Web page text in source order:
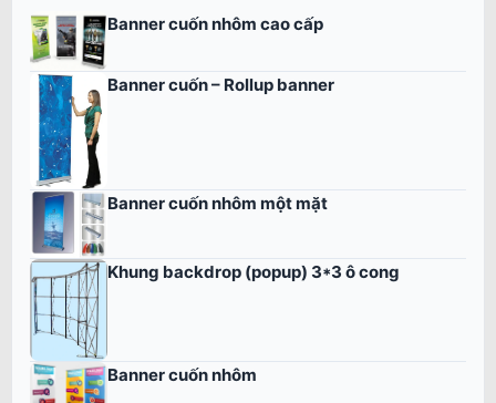
Banner cuốn nhôm cao cấp
Banner cuốn – Rollup banner
Banner cuốn nhôm một mặt
Khung backdrop (popup) 3*3 ô cong
Banner cuốn nhôm